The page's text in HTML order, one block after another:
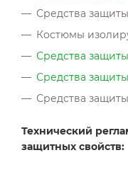
Средства
Костюмы
Средства
Средства
Средства
Технический
защитных свойств: